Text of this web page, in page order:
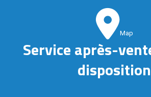
Map
Service après-
disposition